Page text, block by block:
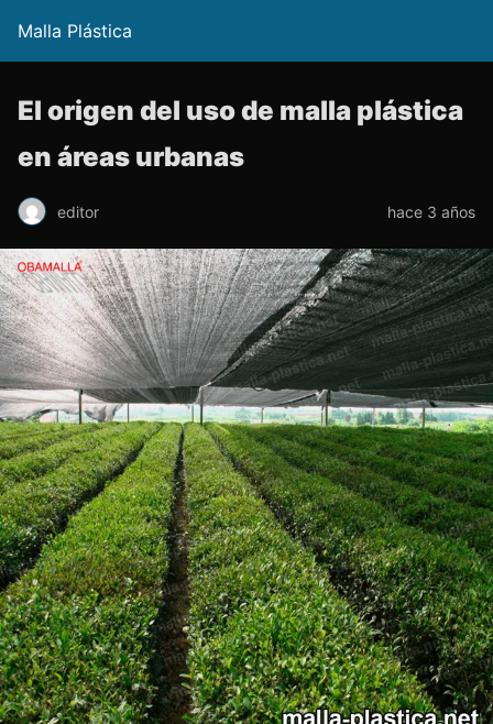
Malla Plástica
El origen del uso de malla plástica
en áreas urbanas
editor hace 3 años